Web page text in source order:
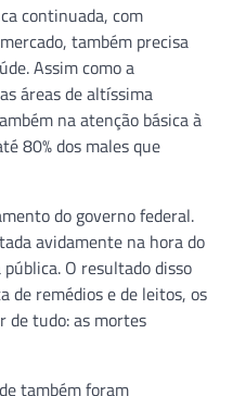
continuada, com
também precisa
Assim como a
áreas de altíssima
na atenção básica à
80% dos males que
do governo federal.
avidamente na hora do
O resultado disso
de remédios e de leitos, os
de tudo: as mortes
também foram